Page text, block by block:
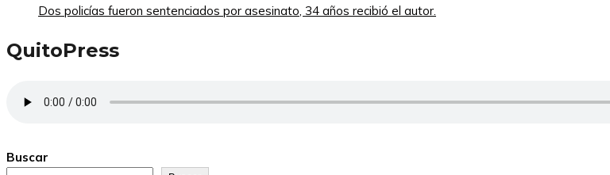
Dos policías fueron sentenciados por asesinato, 34 años recibió el autor.
QuitoPress
Buscar